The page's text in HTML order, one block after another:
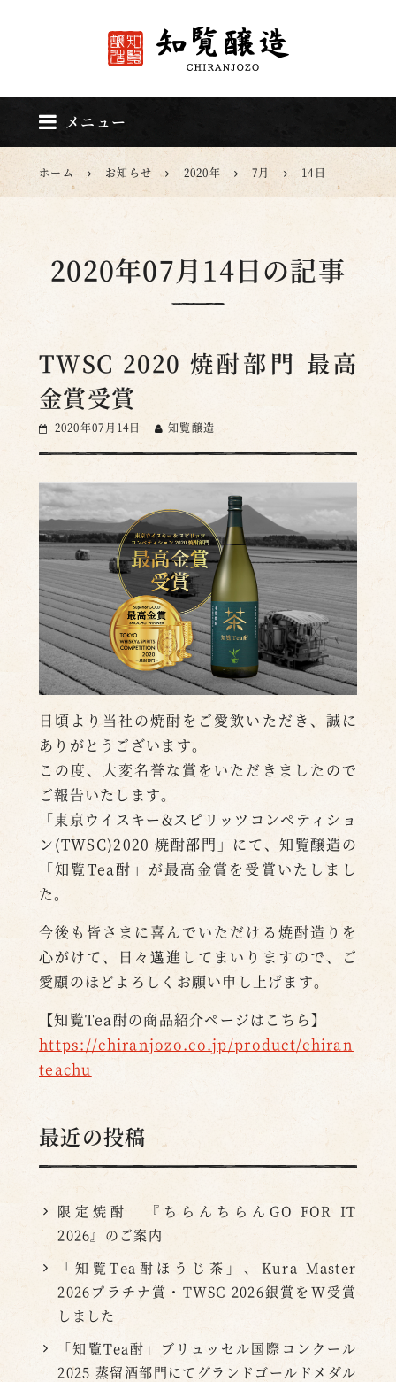
メニュー
ホーム お知らせ 2020年 7月 14日
2020年07月14日の記事
TWSC 2020 焼酎部門 最高
金賞受賞
2020年07月14日 知覧醸造
日頃より当社の焼酎をご愛飲いただき、誠に
ありがとうございます。
この度、大変名誉な賞をいただきましたので
ご報告いたします。
「東京ウイスキー&スピリッツコンペティショ
ン(TWSC)2020 焼酎部門」にて、知覧醸造の
「知覧Tea酎」が最高金賞を受賞いたしまし
た。
今後も皆さまに喜んでいただける焼酎造りを
心がけて、日々邁進してまいりますので、ご
愛顧のほどよろしくお願い申し上げます。
【知覧Tea酎の商品紹介ページはこちら】
https://chiranjozo.co.jp/product/chiran
teachu
最近の投稿
限定焼酎 『ちらんちらんGO FOR IT
2026』のご案内
「知覧Tea酎ほうじ茶」、Kura Master
2026プラチナ賞・TWSC 2026銀賞をW受賞
しました
「知覧Tea酎」ブリュッセル国際コンクール
2025 蒸留酒部門にてグランドゴールドメダル